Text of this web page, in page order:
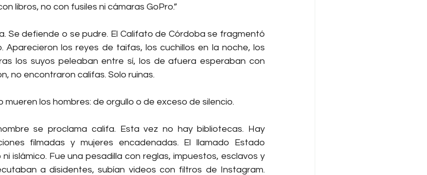
libros, no con fusiles ni cámaras GoPro.”
Se defiende o se pudre. El Califato de Córdoba se fragmentó
Aparecieron los reyes de taifas, los cuchillos en la noche, los
los suyos peleaban entre sí, los de afuera esperaban con
no encontraron califas. Solo ruinas.
mueren los hombres: de orgullo o de exceso de silencio.
se proclama califa. Esta vez no hay bibliotecas. Hay
filmadas y mujeres encadenadas. El llamado Estado
islámico. Fue una pesadilla con reglas, impuestos, esclavos y
a disidentes, subían videos con filtros de Instagram.